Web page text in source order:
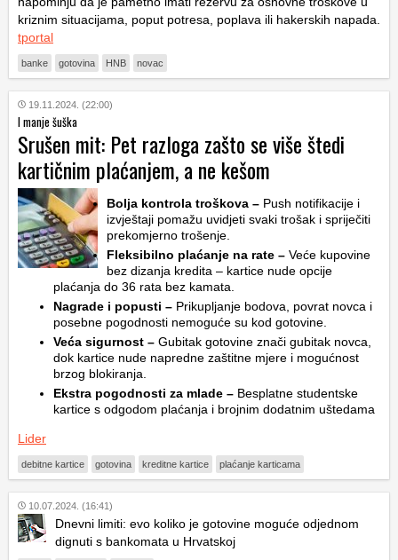
kriznim situacijama, poput potresa, poplava ili hakerskih napada.
tportal
banke gotovina HNB novac
19.11.2024. (22:00)
I manje šuška
Srušen mit: Pet razloga zašto se više štedi
kartičnim plaćanjem, a ne kešom
Bolja kontrola troškova – Push notifikacije i
izvještaji pomažu uvidjeti svaki trošak i spriječiti
prekomjerno trošenje.
Fleksibilno plaćanje na rate – Veće kupovine
bez dizanja kredita – kartice nude opcije
plaćanja do 36 rata bez kamata.
Nagrade i popusti – Prikupljanje bodova, povrat novca i
posebne pogodnosti nemoguće su kod gotovine.
Veća sigurnost – Gubitak gotovine znači gubitak novca,
dok kartice nude napredne zaštitne mjere i mogućnost
brzog blokiranja.
Ekstra pogodnosti za mlade – Besplatne studentske
kartice s odgodom plaćanja i brojnim dodatnim uštedama
Lider
debitne kartice gotovina kreditne kartice plaćanje karticama
10.07.2024. (16:41)
Dnevni limiti: evo koliko je gotovine moguće odjednom
dignuti s bankomata u Hrvatskoj